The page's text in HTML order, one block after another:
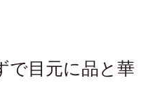
で目元に品と華